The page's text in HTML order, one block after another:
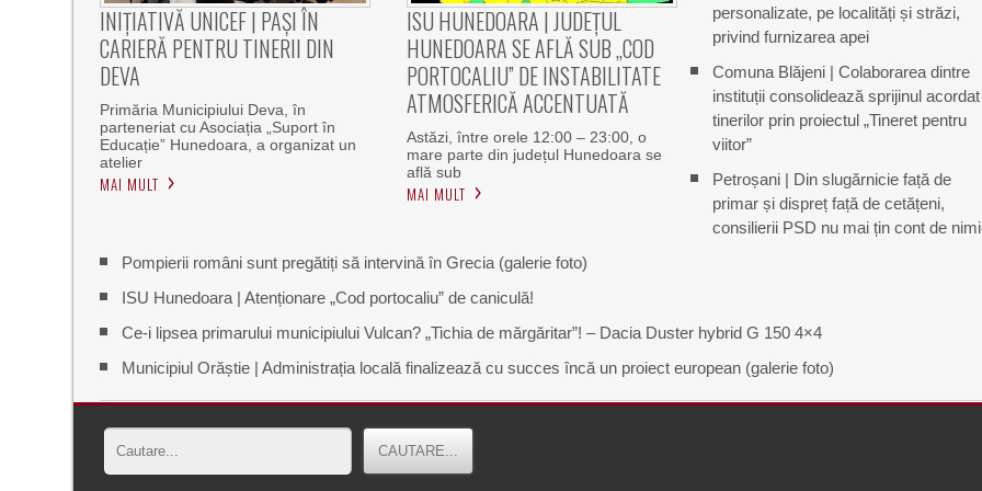
INIȚIATIVĂ UNICEF | PAȘI ÎN
CARIERĂ PENTRU TINERII DIN
DEVA
Primăria Municipiului Deva, în
parteneriat cu Asociația „Suport în
Educație” Hunedoara, a organizat un
atelier
MAI MULT
ISU HUNEDOARA | JUDEȚUL
HUNEDOARA SE AFLĂ SUB „COD
PORTOCALIU” DE INSTABILITATE
ATMOSFERICĂ ACCENTUATĂ
Astăzi, între orele 12:00 – 23:00, o
mare parte din județul Hunedoara se
află sub
MAI MULT
personalizate, pe localități și străzi,
privind furnizarea apei
Comuna Blăjeni | Colaborarea dintre
instituții consolidează sprijinul acordat
tinerilor prin proiectul „Tineret pentru
viitor”
Petroșani | Din slugărnicie față de
primar și dispreț față de cetățeni,
consilierii PSD nu mai țin cont de
Pompierii români sunt pregătiți să intervină în Grecia (galerie foto)
ISU Hunedoara | Atenționare „Cod portocaliu” de caniculă!
Ce-i lipsea primarului municipiului Vulcan? „Tichia de mărgăritar”! – Dacia Duster hybrid G 150 4×4
Municipiul Orăștie | Administrația locală finalizează cu succes încă un proiect european (galerie foto)